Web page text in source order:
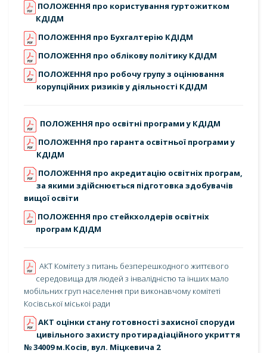
ПОЛОЖЕННЯ про користування гуртожитком
КДІДМ
ПОЛОЖЕННЯ про Бухгалтерію КДІДМ
ПОЛОЖЕННЯ про облікову політику КДІДМ
ПОЛОЖЕННЯ про робочу групу з оцінювання
корупційних ризиків у діяльності КДІДМ
ПОЛОЖЕННЯ про освітні програми у КДІДМ
ПОЛОЖЕННЯ про гаранта освітньої програми у
КДІДМ
ПОЛОЖЕННЯ про акредитацію освітніх програм,
за якими здійснюється підготовка здобувачів
вищої освіти
ПОЛОЖЕННЯ про стейкхолдерів освітніх
програм КДІДМ
АКТ Комiтету з питань безперешкодного життєвого
середовища для людей з iнвалiднiстю та iнших мало
мобiльних груп населення при виконавчому комiтетi
Косiвської мiськоi ради
АКТ оцінки стану готовності захисної споруди
цивільного захисту протирадіаційного укриття
№ 34009 м.Косів, вул. Міцкевича 2